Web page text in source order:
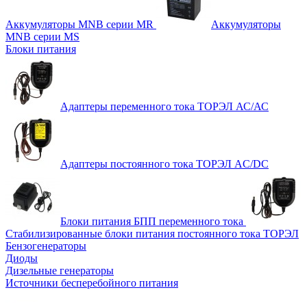
Аккумуляторы MNB серии MR
Аккумуляторы
MNB серии MS
Блоки питания
Адаптеры переменного тока ТОРЭЛ АС/АС
Адаптеры постоянного тока ТОРЭЛ AC/DC
Блоки питания БПП переменного тока
Стабилизированные блоки питания постоянного тока ТОРЭЛ
Бензогенераторы
Диоды
Дизельные генераторы
Источники бесперебойного питания